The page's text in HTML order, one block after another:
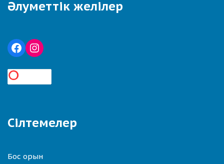
Әлуметтік желілер
Сілтемелер
Бос орын